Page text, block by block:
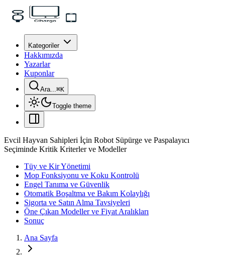
Kategoriler
Hakkımızda
Yazarlar
Kuponlar
Ara...⌘K
Toggle theme
Evcil Hayvan Sahipleri İçin Robot Süpürge ve Paspalayıcı
Seçiminde Kritik Kriterler ve Modeller
Tüy ve Kir Yönetimi
Mop Fonksiyonu ve Koku Kontrolü
Engel Tanıma ve Güvenlik
Otomatik Boşaltma ve Bakım Kolaylığı
Sigorta ve Satın Alma Tavsiyeleri
Öne Çıkan Modeller ve Fiyat Aralıkları
Sonuç
Ana Sayfa